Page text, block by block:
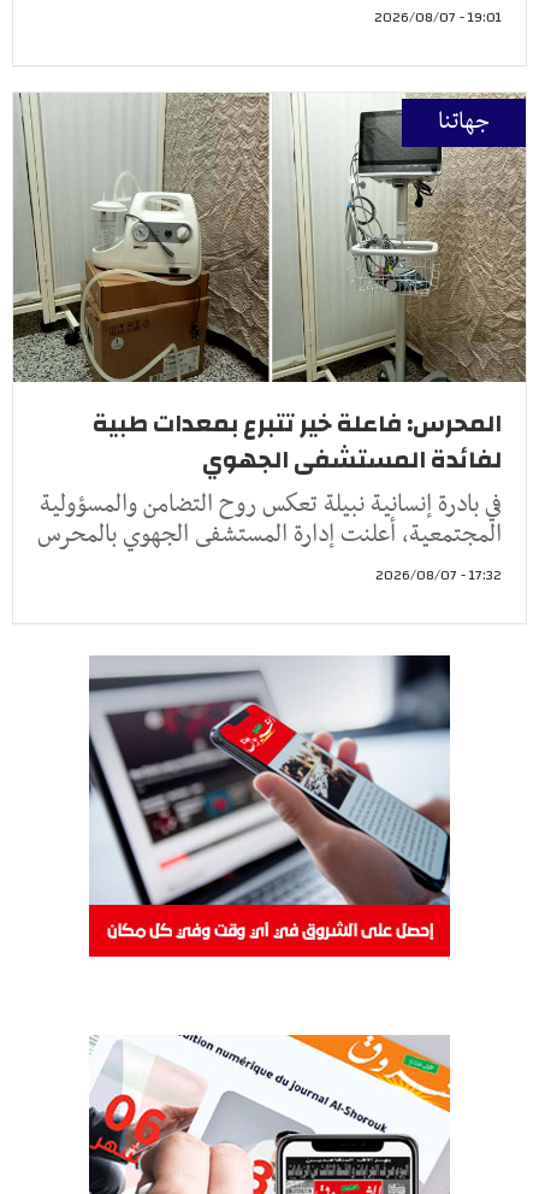
19:01 - 2026/08/07
جهاتنا
المحرس: فاعلة خير تتبرع بمعدات طبية
لفائدة المستشفى الجهوي
في بادرة إنسانية نبيلة تعكس روح التضامن والمسؤولية
المجتمعية، أعلنت إدارة المستشفى الجهوي بالمحرس
17:32 - 2026/08/07